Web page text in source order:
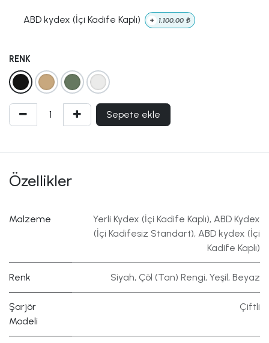
ABD kydex (İçi Kadife Kaplı) + 1.100,00 ₺
RENK
Sepete ekle
Özellikler
Malzeme Yerli Kydex (İçi Kadife Kaplı), ABD Kydex
(İçi Kadifesiz Standart), ABD kydex (İçi
Kadife Kaplı)
Renk Siyah, Çöl (Tan) Rengi, Yeşil, Beyaz
Şarjör
Modeli
Çiftli